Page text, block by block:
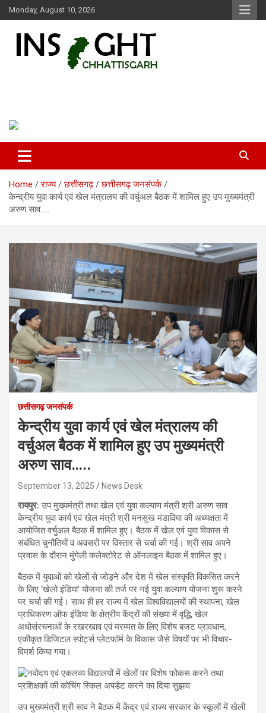
Skip
to
Monday, August 10, 2026
Home राज्य छत्तीसगढ़
छत्तीसगढ़ जनसंपर्क
केन्द्रीय युवा कार्य एवं खेल मंत्रालय की वर्चुअल बैठक में शामिल हुए उप मुख्यमंत्री
अरुण साव…..
छत्तीसगढ़ जनसंपर्क
केन्द्रीय युवा कार्य एवं खेल मंत्रालय की
वर्चुअल बैठक में शामिल हुए उप मुख्यमंत्री
अरुण साव…..
September 13, 2025 News Desk
रायपुर:उप मुख्यमंत्री तथा खेल एवं युवा कल्याण मंत्री श्री अरुण साव
केन्द्रीय युवा कार्य एवं खेल मंत्री श्री मनसुख मंडाविया की अध्यक्षता में
आयोजित वर्चुअल बैठक में शामिल हुए। बैठक में खेल एवं युवा विकास से
संबंधित चुनौतियों व अवसरों पर विस्तार से चर्चा की गई। श्री साव अपने
प्रवास के दौरान मुंगेली कलेक्टोरेट से ऑनलाइन बैठक में शामिल हुए।
बैठक में युवाओं को खेलों से जोड़ने और देश में खेल संस्कृति विकसित करने
के लिए ‘खेलो इंडिया’ योजना की तर्ज पर नई युवा कल्याण योजना शुरू करने
पर चर्चा की गई। साथ ही हर राज्य में खेल विश्वविद्यालयों की स्थापना, खेल
प्राधिकरण ऑफ इंडिया के क्षेत्रीय केंद्रों की संख्या में वृद्धि, खेल
अधोसंरचनाओं के रखरखाव एवं मरम्मत के लिए विशेष बजट प्रावधान,
एकीकृत डिजिटल स्पोर्ट्स प्लेटफॉर्म के विकास जैसे विषयों पर भी विचार-
विमर्श किया गया।
उप मुख्यमंत्री श्री साव ने बैठक में केंद्र एवं राज्य सरकार के स्कूलों में खेलों